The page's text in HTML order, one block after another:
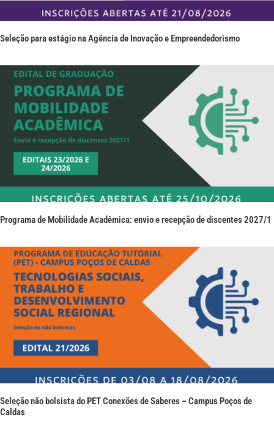
Seleção para estágio na Agência de Inovação e Empreendedorismo
Programa de Mobilidade Acadêmica: envio e recepção de discentes 2027/1
Seleção não bolsista do PET Conexões de Saberes – Campus Poços de
Caldas